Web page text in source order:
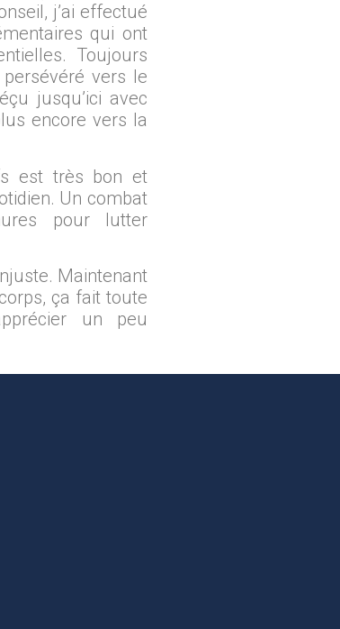
j’ai effectué
qui ont
Toujours
vers le
jusqu’ici avec
encore vers la
est très bon et
Un combat
pour lutter
Maintenant
ça fait toute
un peu